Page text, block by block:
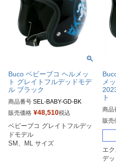
Buco ベビーブコ ヘルメッ
ト グレイトフルデッドモデ
ル ブラック
商品番号 SEL-BABY-GD-BK
CGFD023
MLサイズ商品コード：0107BBC
GFD024
販売価格 ¥48,510税込
ベビーブコ グレイトフルデッ
ドモデル
SM、ML サイズ
メ
ト
商品
販売
エ
デ